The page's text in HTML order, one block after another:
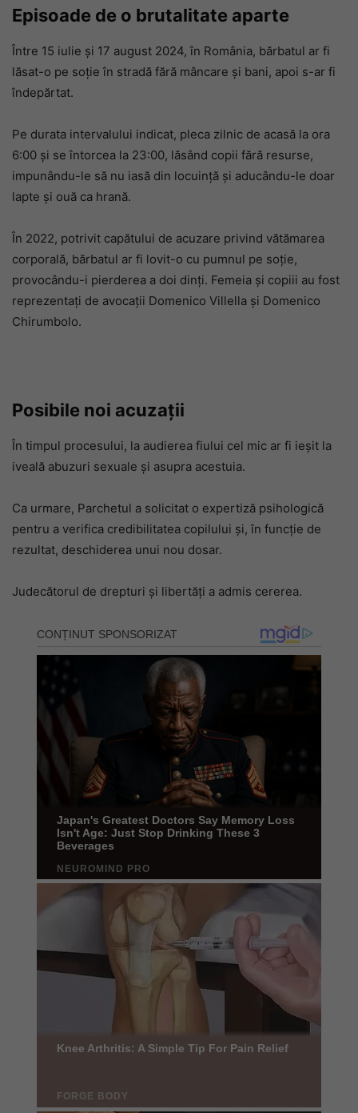
Episoade de o brutalitate aparte
Între 15 iulie și 17 august 2024, în România, bărbatul ar fi
lăsat-o pe soție în stradă fără mâncare și bani, apoi s-ar fi
îndepărtat.
Pe durata intervalului indicat, pleca zilnic de acasă la ora
6:00 și se întorcea la 23:00, lăsând copii fără resurse,
impunându-le să nu iasă din locuință și aducându-le doar
lapte și ouă ca hrană.
În 2022, potrivit capătului de acuzare privind vătămarea
corporală, bărbatul ar fi lovit-o cu pumnul pe soție,
provocându-i pierderea a doi dinți. Femeia și copiii au fost
reprezentați de avocații Domenico Villella și Domenico
Chirumbolo.
Posibile noi acuzații
În timpul procesului, la audierea fiului cel mic ar fi ieșit la
iveală abuzuri sexuale și asupra acestuia.
Ca urmare, Parchetul a solicitat o expertiză psihologică
pentru a verifica credibilitatea copilului și, în funcție de
rezultat, deschiderea unui nou dosar.
Judecătorul de drepturi și libertăți a admis cererea.